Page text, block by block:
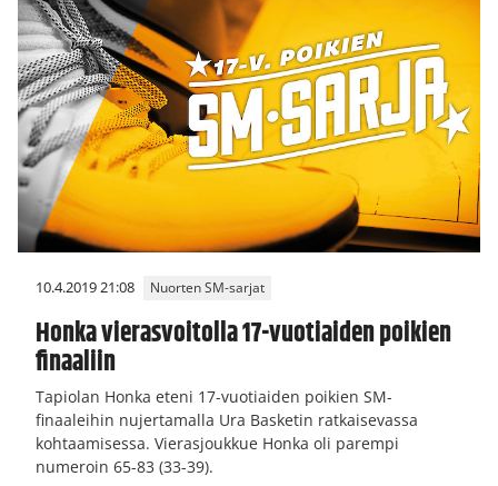
10.4.2019 21:08 Nuorten SM-sarjat
Honka vierasvoitolla 17-vuotiaiden poikien
finaaliin
Tapiolan Honka eteni 17-vuotiaiden poikien SM-
finaaleihin nujertamalla Ura Basketin ratkaisevassa
kohtaamisessa. Vierasjoukkue Honka oli parempi
numeroin 65-83 (33-39).